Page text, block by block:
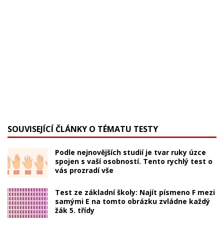
SOUVISEJÍCÍ ČLÁNKY O TÉMATU TESTY
Podle nejnovějších studií je tvar ruky úzce
spojen s vaší osobností. Tento rychlý test o
vás prozradí vše
Test ze základní školy: Najít písmeno F mezi
samými E na tomto obrázku zvládne každý
žák 5. třídy